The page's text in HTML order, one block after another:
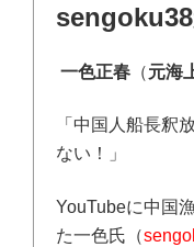
日:
一色正春 （元海
「中国人船長釈
ない！」
YouTubeに中国
た一色氏（